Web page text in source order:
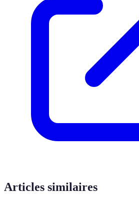
Articles similaires